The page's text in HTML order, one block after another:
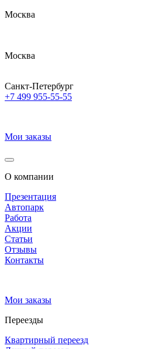
Москва
Москва
Санкт-Петербург
+7 499 955-55-55
Мои заказы
О компании
Презентация
Автопарк
Работа
Акции
Статьи
Отзывы
Контакты
Мои заказы
Переезды
Квартирный переезд